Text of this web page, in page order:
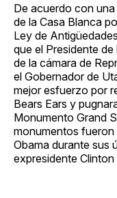
De acuerdo con
de la Casa Blanca
Ley de
que el Presidente
de la cámara de
el Gobernador de
mejor esfuerzo por
Bears Ears y
Monumento Grand
monumentos
Obama durante sus
expresidente